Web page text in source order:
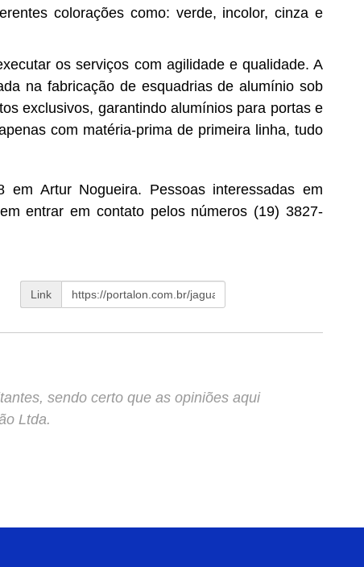
colorações como: verde, incolor, cinza e
os serviços com agilidade e qualidade. A
na fabricação de esquadrias de alumínio sob
exclusivos, garantindo alumínios para portas e
com matéria-prima de primeira linha, tudo
Artur Nogueira. Pessoas interessadas em
entrar em contato pelos números (19) 3827-
Link
sendo certo que as opiniões aqui
Ltda.